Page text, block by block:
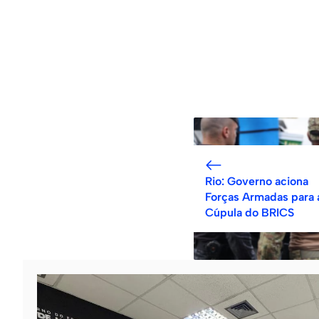
Rio: Governo aciona
Forças Armadas para
Cúpula do BRICS